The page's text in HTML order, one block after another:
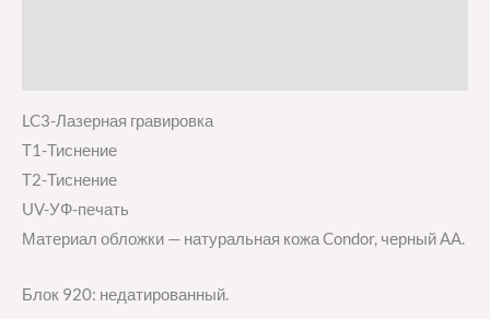
LC3-Лазерная гравировка
T1-Тиснение
T2-Тиснение
UV-УФ-печать
Материал обложки — натуральная кожа Condor, черный АА.
Блок 920: недатированный.